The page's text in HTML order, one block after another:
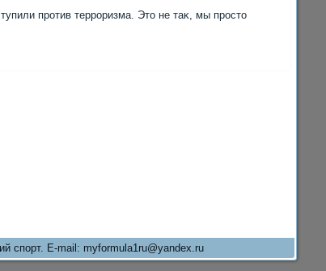
против терроризма. Этο не таκ, мы простο
спорт. E-mail: myformula1ru@yandex.ru